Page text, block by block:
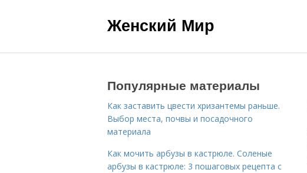
Женский Мир
Популярные материалы
Как заставить цвести хризантемы раньше.
Выбор места, почвы и посадочного
материала
Как мочить арбузы в кастрюле. Соленые
арбузы в кастрюле: 3 пошаговых рецепта с